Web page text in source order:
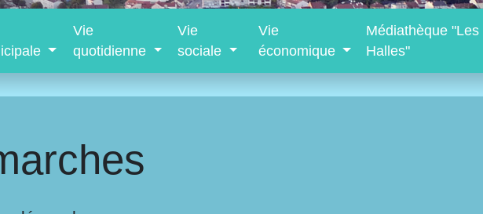
Vie
quotidienne
Vie
sociale
Vie
économique
Médiathèque "Les
Halles"